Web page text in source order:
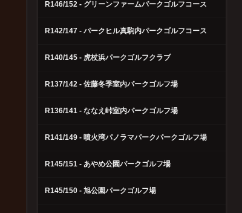
R146/152 - グリーンファームパークゴルフコース
R142/147 - パークヒル真駒内パークゴルフコース
R140/145 - 虎杖浜パークゴルフクラブ
R137/142 - 佐藤冬季室内パークゴルフ場
R136/141 - ななえ峠室内パークゴルフ場
R141/149 - 噴火湾パノラマパークパークゴルフ場
R145/151 - あやめ公園パークゴルフ場
R145/150 - 旭公園パークゴルフ場